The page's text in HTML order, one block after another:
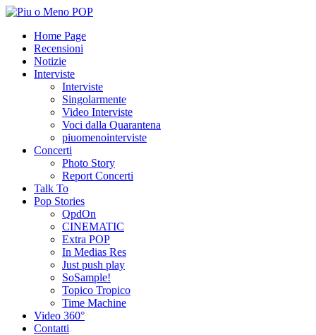
Home Page
Recensioni
Notizie
Interviste
Interviste
Singolarmente
Video Interviste
Voci dalla Quarantena
piuomenointerviste
Concerti
Photo Story
Report Concerti
Talk To
Pop Stories
QpdOn
CINEMATIC
Extra POP
In Medias Res
Just push play
SoSample!
Topico Tropico
Time Machine
Video 360°
Contatti